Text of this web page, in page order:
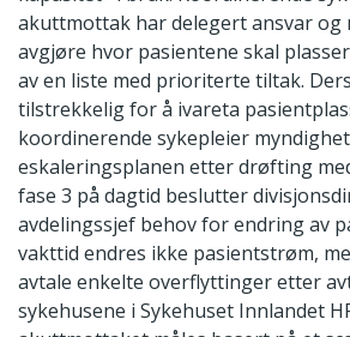
akuttmottak har delegert ansvar og
avgjøre hvor pasientene skal
av en liste med prioriterte tiltak.
tilstrekkelig for å ivareta
koordinerende sykepleier
eskaleringsplanen etter drøfting
fase 3 på dagtid beslutter
avdelingssjef behov for endring av
vakttid endres ikke pasientstrøm,
avtale enkelte overflyttinger etter
sykehusene i Sykehuset Innlandet